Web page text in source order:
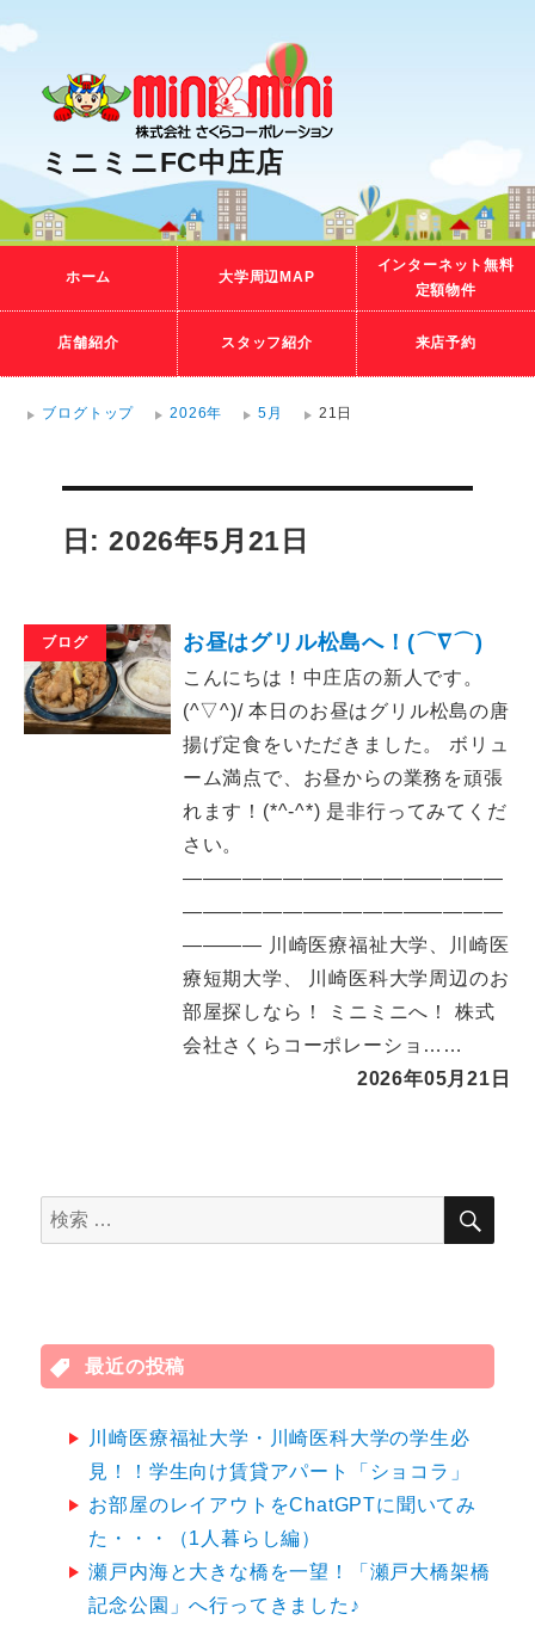
ミニミニFC中庄店
ホーム 大学周辺MAP
インターネット無料
定額物件
店舗紹介 スタッフ紹介 来店予約
ブログトップ 2026年 5月 21日
日: 2026年5月21日
ブログ お昼はグリル松島へ！(⌒∇⌒)
こんにちは！中庄店の新人です。
(^▽^)/ 本日のお昼はグリル松島の唐
揚げ定食をいただきました。 ボリュ
ーム満点で、お昼からの業務を頑張
れます！(*^-^*) 是非行ってみてくだ
さい。
――――――――――――――――
――――――――――――――――
―――― 川崎医療福祉大学、川崎医
療短期大学、 川崎医科大学周辺のお
部屋探しなら！ ミニミニへ！ 株式
会社さくらコーポレーショ……
2026年05月21日
検
索
検
最近の投稿
川崎医療福祉大学・川崎医科大学の学生必
見！！学生向け賃貸アパート「ショコラ」
お部屋のレイアウトをChatGPTに聞いてみ
た・・・（1人暮らし編）
瀬戸内海と大きな橋を一望！「瀬戸大橋架橋
記念公園」へ行ってきました♪